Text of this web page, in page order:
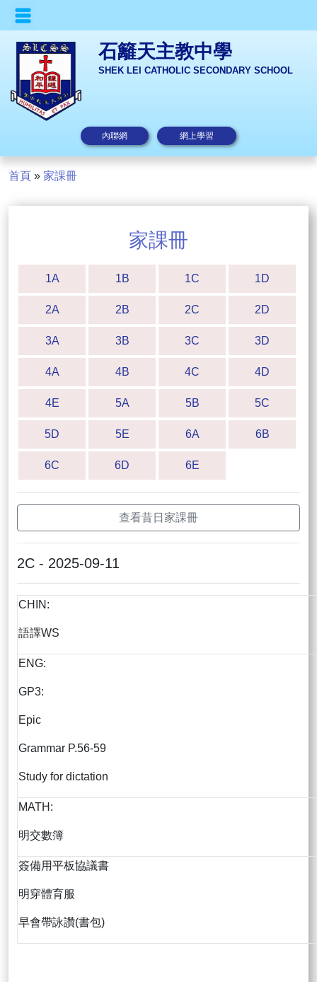
石籬天主教中學
SHEK LEI CATHOLIC SECONDARY SCHOOL
內聯網 網上學習
首頁 » 家課冊
家課冊
1A 1B 1C 1D
2A 2B 2C 2D
3A 3B 3C 3D
4A 4B 4C 4D
4E 5A 5B 5C
5D 5E 6A 6B
6C 6D 6E
查看昔日家課冊
2C - 2025-09-11
CHIN:
語譯WS
ENG:
GP3:
Epic
Grammar P.56-59
Study for dictation
MATH:
明交數簿
簽備用平板協議書
明穿體育服
早會帶詠讚(書包)